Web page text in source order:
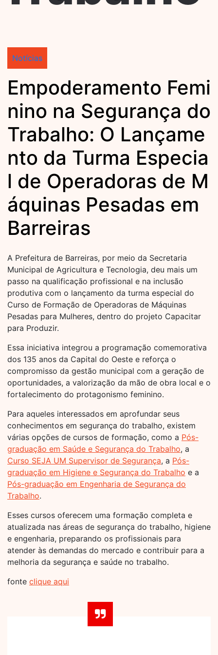
Notícias
Empoderamento Femi
nino na Segurança do
Trabalho: O Lançame
nto da Turma Especia
l de Operadoras de M
áquinas Pesadas em
Barreiras
A Prefeitura de Barreiras, por meio da Secretaria
Municipal de Agricultura e Tecnologia, deu mais um
passo na qualificação profissional e na inclusão
produtiva com o lançamento da turma especial do
Curso de Formação de Operadoras de Máquinas
Pesadas para Mulheres, dentro do projeto Capacitar
para Produzir.
Essa iniciativa integrou a programação comemorativa
dos 135 anos da Capital do Oeste e reforça o
compromisso da gestão municipal com a geração de
oportunidades, a valorização da mão de obra local e o
fortalecimento do protagonismo feminino.
Para aqueles interessados em aprofundar seus
conhecimentos em segurança do trabalho, existem
várias opções de cursos de formação, como a Pós-
graduação em Saúde e Segurança do Trabalho, a
Curso SEJA UM Supervisor de Segurança, a Pós-
graduação em Higiene e Segurança do Trabalho e a
Pós-graduação em Engenharia de Segurança do
Trabalho.
Esses cursos oferecem uma formação completa e
atualizada nas áreas de segurança do trabalho, higiene
e engenharia, preparando os profissionais para
atender às demandas do mercado e contribuir para a
melhoria da segurança e saúde no trabalho.
fonte clique aqui